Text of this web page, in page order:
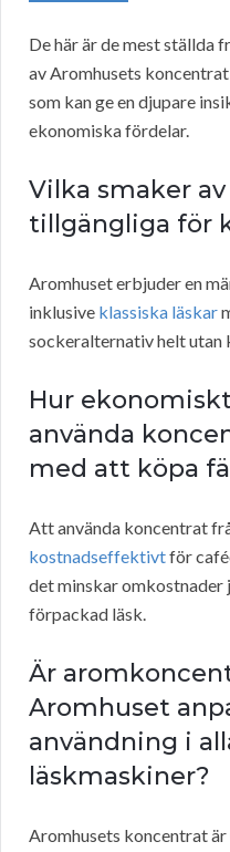
De här är de mest ställda
av Aromhusets
som kan ge en djupare
ekonomiska fördelar.
Vilka smaker
tillgängliga för
Aromhuset erbjuder en
inklusive klassiska läskar
sockeralternativ helt utan
Hur
använda
med att köpa
Att använda koncentrat
kostnadseffektivtför
det minskar
förpackad läsk.
Är
Aromhuset
användning i
läskmaskiner?
Aromhusets koncentrat